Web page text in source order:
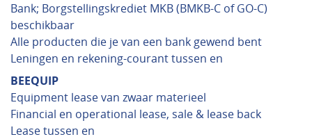
Bank; Borgstellingskrediet MKB (BMKB-C of GO-C)
beschikbaar
Alle producten die je van een bank gewend bent
Leningen en rekening-courant tussen en
BEEQUIP
Equipment lease van zwaar materieel
Financial en operational lease, sale & lease back
Lease tussen en